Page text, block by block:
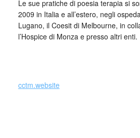
Le sue pratiche di poesia terapia si
2009 in Italia e all’estero, negli
Lugano, il Coesit di Melbourne, in
l’Hospice di Monza e presso altri enti.
cctm.website